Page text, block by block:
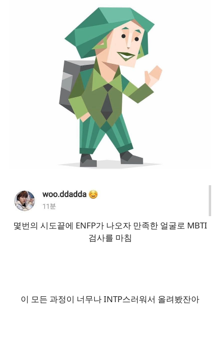
몇번의 시도끝에 ENFP가 나오자 만족한 얼굴로 MBTI
검사를 마침
이 모든 과정이 너무나 INTP스러워서 올려봤잔아